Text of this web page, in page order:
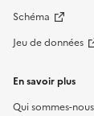
Schéma
Jeu de données
En savoir plus
Qui sommes-